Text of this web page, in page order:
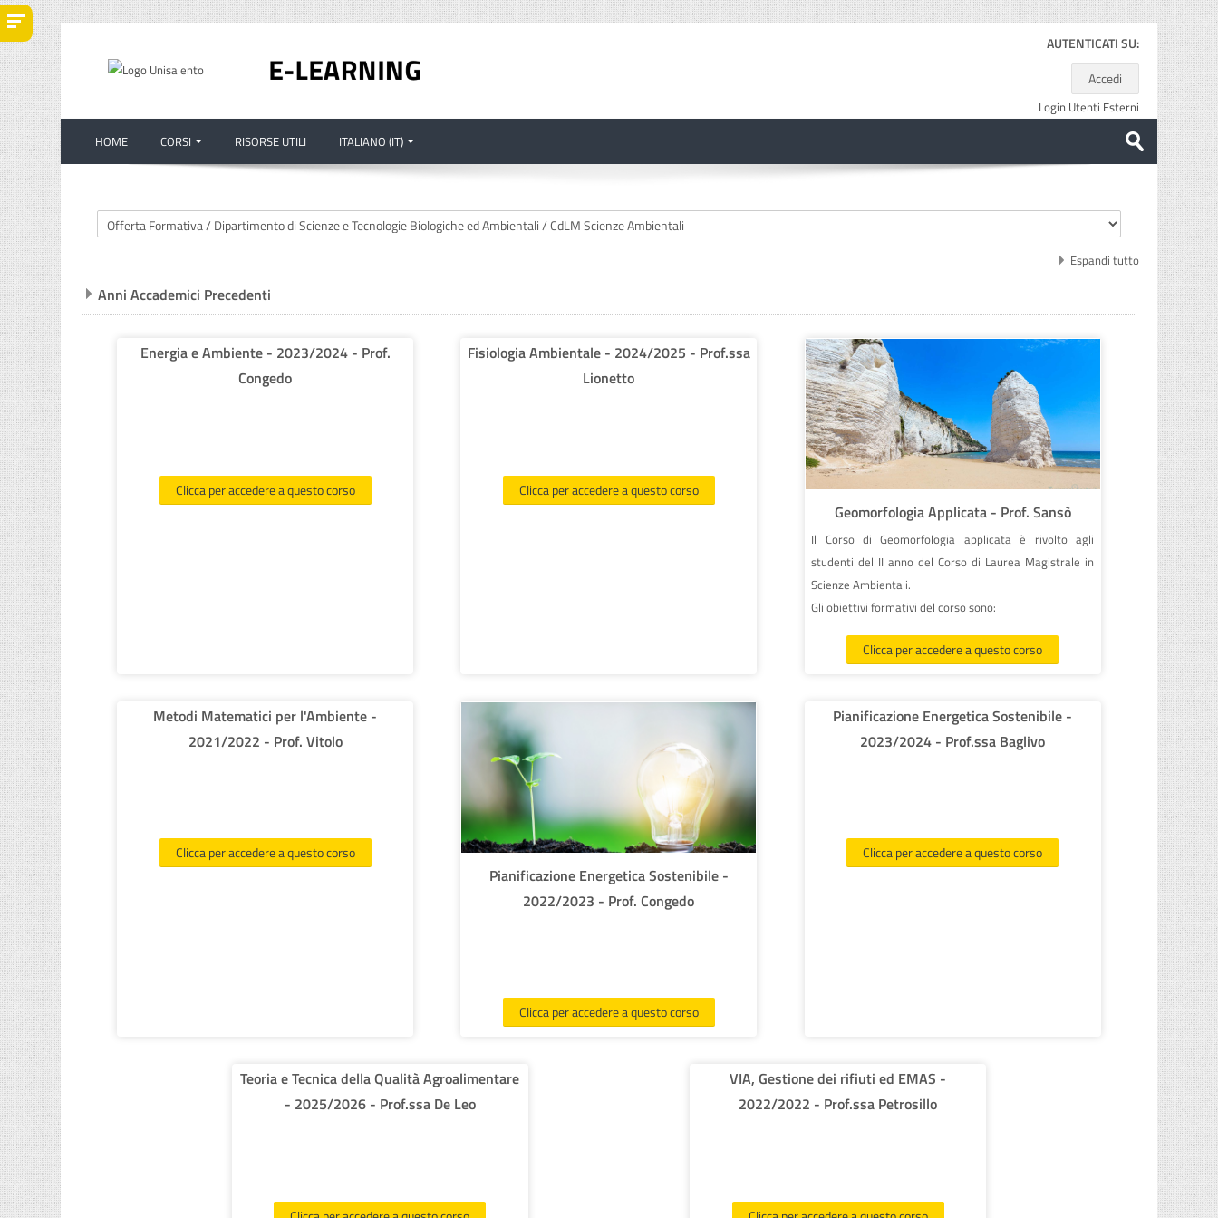
Vai al contenuto principale
AUTENTICATI SU:
Accedi
Login Utenti Esterni
HOME CORSI RISORSE UTILI ITALIANO ‎(IT)‎ Invia
Categorie di corso
Espandi tutto
Anni Accademici Precedenti
Energia e Ambiente - 2023/2024 - Prof.
Congedo
Clicca per accedere a questo corso
Fisiologia Ambientale - 2024/2025 - Prof.ssa
Lionetto
Clicca per accedere a questo corso
Geomorfologia Applicata - Prof. Sansò
Il Corso di Geomorfologia applicata è rivolto agli
studenti del II anno del Corso di Laurea Magistrale in
Scienze Ambientali.
Gli obiettivi formativi del corso sono:
della forme che compongono il paesaggio fisico e per
2) illustrare problemi di carattere applicativo legati
alla evoluzione più o meno rapida del paesaggio
topografiche, carte geologiche e geomorfologiche.
Clicca per accedere a questo corso
Metodi Matematici per l'Ambiente -
2021/2022 - Prof. Vitolo
Clicca per accedere a questo corso
Pianificazione Energetica Sostenibile -
2022/2023 - Prof. Congedo
Clicca per accedere a questo corso
Pianificazione Energetica Sostenibile -
2023/2024 - Prof.ssa Baglivo
Clicca per accedere a questo corso
Teoria e Tecnica della Qualità Agroalimentare
- 2025/2026 - Prof.ssa De Leo
VIA, Gestione dei rifiuti ed EMAS -
2022/2022 - Prof.ssa Petrosillo